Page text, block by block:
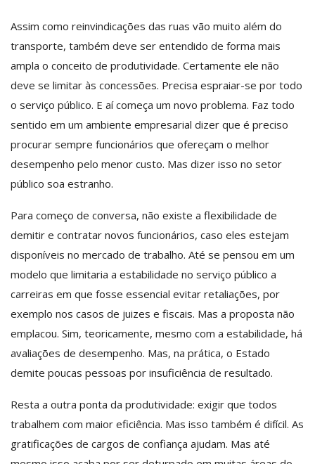
Assim como reinvindicações das ruas vão muito além do
transporte, também deve ser entendido de forma mais
ampla o conceito de produtividade. Certamente ele não
deve se limitar às concessões. Precisa espraiar-se por todo
o serviço público. E aí começa um novo problema. Faz todo
sentido em um ambiente empresarial dizer que é preciso
procurar sempre funcionários que ofereçam o melhor
desempenho pelo menor custo. Mas dizer isso no setor
público soa estranho.
Para começo de conversa, não existe a flexibilidade de
demitir e contratar novos funcionários, caso eles estejam
disponíveis no mercado de trabalho. Até se pensou em um
modelo que limitaria a estabilidade no serviço público a
carreiras em que fosse essencial evitar retaliações, por
exemplo nos casos de juizes e fiscais. Mas a proposta não
emplacou. Sim, teoricamente, mesmo com a estabilidade, há
avaliações de desempenho. Mas, na prática, o Estado
demite poucas pessoas por insuficiência de resultado.
Resta a outra ponta da produtividade: exigir que todos
trabalhem com maior eficiência. Mas isso também é difícil. As
gratificações de cargos de confiança ajudam. Mas até